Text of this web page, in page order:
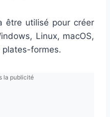
être utilisé pour créer
Linux, macOS,
plates-formes.
la publicité